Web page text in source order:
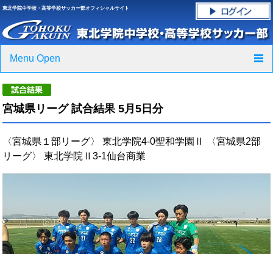
東北学院中学校・高等学校サッカー部オフィシャルサイト
Menu Open
ニュース
クラブ紹介・進路実績
スケジュール
フォトギャラリー
宮城県リーグ 試合結果 5月5日分
〈宮城県１部リーグ〉 東北学院4-0聖和学園Ⅱ 〈宮城県2部
リーグ〉 東北学院Ⅱ3-1仙台商業